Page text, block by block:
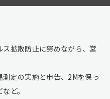
拡散防止に努めながら、営
定の実施と申告、2Mを保っ
ど。